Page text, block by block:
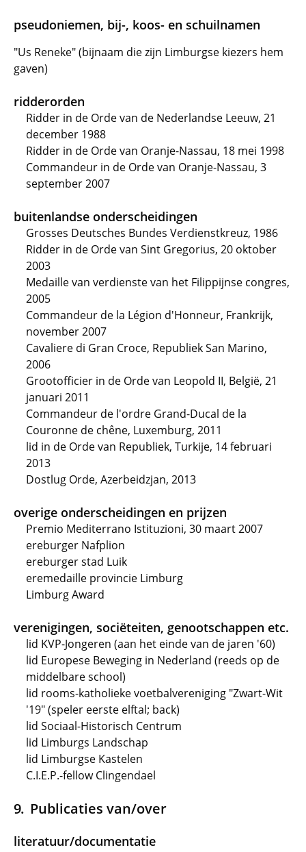
pseudoniemen, bij-, koos- en schuilnamen
"Us Reneke" (bijnaam die zijn Limburgse kiezers hem
gaven)
ridderorden
Ridder in de Orde van de Nederlandse Leeuw, 21
december 1988
Ridder in de Orde van Oranje-Nassau, 18 mei 1998
Commandeur in de Orde van Oranje-Nassau, 3
september 2007
buitenlandse onderscheidingen
Grosses Deutsches Bundes Verdienstkreuz, 1986
Ridder in de Orde van Sint Gregorius, 20 oktober
2003
Medaille van verdienste van het Filippijnse congres,
2005
Commandeur de la Légion d'Honneur, Frankrijk,
november 2007
Cavaliere di Gran Croce, Republiek San Marino,
2006
Grootofficier in de Orde van Leopold II, België, 21
januari 2011
Commandeur de l'ordre Grand-Ducal de la
Couronne de chêne, Luxemburg, 2011
lid in de Orde van Republiek, Turkije, 14 februari
2013
Dostlug Orde, Azerbeidzjan, 2013
overige onderscheidingen en prijzen
Premio Mediterrano Istituzioni, 30 maart 2007
ereburger Nafplion
ereburger stad Luik
eremedaille provincie Limburg
Limburg Award
verenigingen, sociëteiten, genootschappen etc.
lid KVP-Jongeren (aan het einde van de jaren '60)
lid Europese Beweging in Nederland (reeds op de
middelbare school)
lid rooms-katholieke voetbalvereniging "Zwart-Wit
'19" (speler eerste elftal; back)
lid Sociaal-Historisch Centrum
lid Limburgs Landschap
lid Limburgse Kastelen
C.I.E.P.-fellow Clingendael
Publicaties van/over
literatuur/documentatie